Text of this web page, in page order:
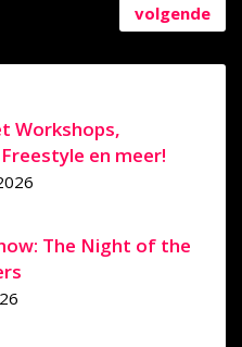
volgende
Workshops,
en meer!
The Night of the